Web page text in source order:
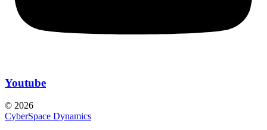
Youtube
© 2026
CyberSpace Dynamics